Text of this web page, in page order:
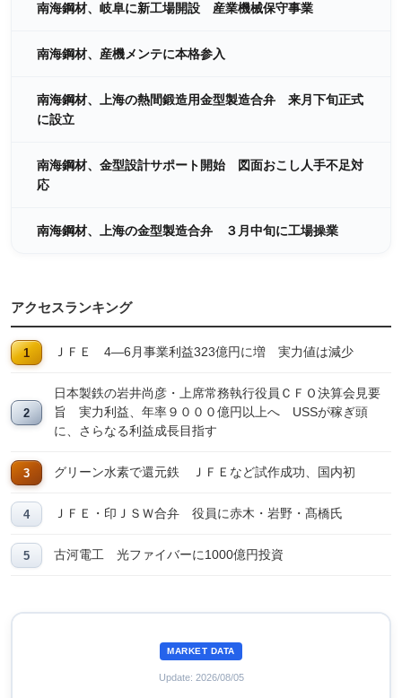
南海鋼材、岐阜に新工場開設 産業機械保守事業
南海鋼材、産機メンテに本格参入
南海鋼材、上海の熱間鍛造用金型製造合弁 来月下旬正式
に設立
南海鋼材、金型設計サポート開始 図面おこし人手不足対
応
南海鋼材、上海の金型製造合弁 ３月中旬に工場操業
アクセスランキング
ＪＦＥ 4―6月事業利益323億円に増 実力値は減少
日本製鉄の岩井尚彦・上席常務執行役員ＣＦＯ決算会見要
旨 実力利益、年率９０００億円以上へ USSが稼ぎ頭
に、さらなる利益成長目指す
グリーン水素で還元鉄 ＪＦＥなど試作成功、国内初
ＪＦＥ・印ＪＳＷ合弁 役員に赤木・岩野・髙橋氏
古河電工 光ファイバーに1000億円投資
MARKET DATA
Update: 2026/08/05